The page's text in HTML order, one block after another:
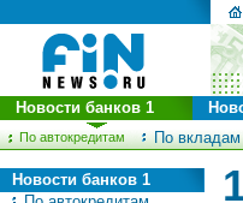
По автокредитам По вкладам
Новости банков 1
Новости банков 1